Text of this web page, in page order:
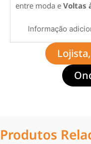
Informação
entre moda e Voltas
Produtos